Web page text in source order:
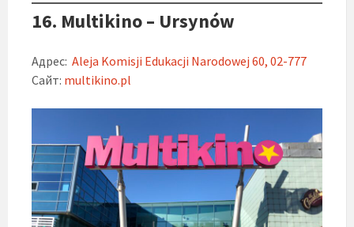
16. Multikino – Ursynów
Адрес: Aleja Komisji Edukacji Narodowej 60, 02-777
Сайт: multikino.pl